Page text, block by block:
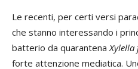
Le recenti, per certi versi
che stanno interessando i
batterio da quarantenaXylella
forte attenzione mediatica.